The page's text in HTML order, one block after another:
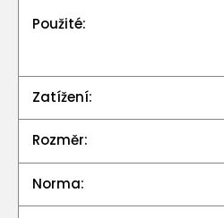
Použité:
Zatížení:
Rozměr:
Norma: